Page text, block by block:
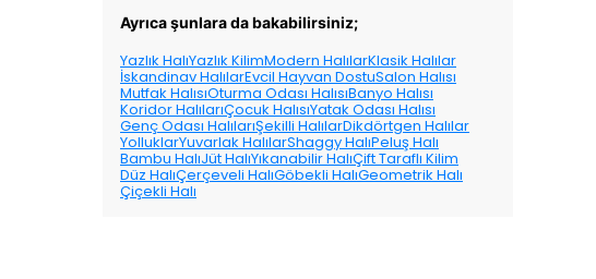
Ayrıca şunlara da bakabilirsiniz;
Yazlık HalıYazlık KilimModern HalılarKlasik Halılar
İskandinav HalılarEvcil Hayvan DostuSalon Halısı
Mutfak HalısıOturma Odası HalısıBanyo Halısı
Koridor HalılarıÇocuk HalısıYatak Odası Halısı
Genç Odası HalılarıŞekilli HalılarDikdörtgen Halılar
YolluklarYuvarlak HalılarShaggy HalıPeluş Halı
Bambu HalıJüt HalıYıkanabilir HalıÇift Taraflı Kilim
Düz HalıÇerçeveli HalıGöbekli HalıGeometrik Halı
Çiçekli Halı